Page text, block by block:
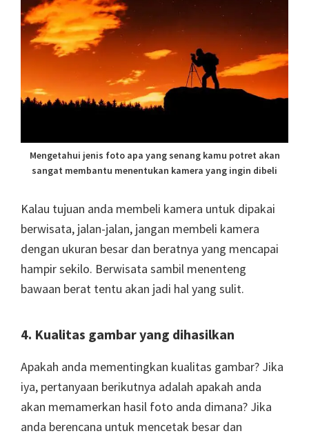
Mengetahui jenis foto apa yang senang kamu potret akan
sangat membantu menentukan kamera yang ingin dibeli
Kalau tujuan anda membeli kamera untuk dipakai
berwisata, jalan-jalan, jangan membeli kamera
dengan ukuran besar dan beratnya yang mencapai
hampir sekilo. Berwisata sambil menenteng
bawaan berat tentu akan jadi hal yang sulit.
4. Kualitas gambar yang dihasilkan
Apakah anda mementingkan kualitas gambar? Jika
iya, pertanyaan berikutnya adalah apakah anda
akan memamerkan hasil foto anda dimana? Jika
anda berencana untuk mencetak besar dan